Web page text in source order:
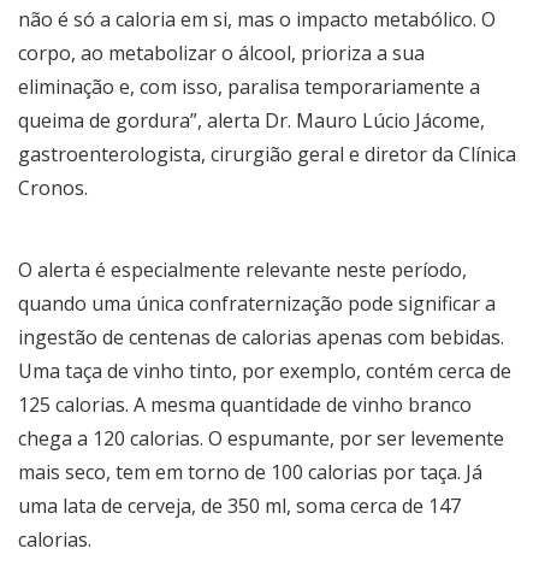
não é só a caloria em si, mas o impacto metabólico. O
corpo, ao metabolizar o álcool, prioriza a sua
eliminação e, com isso, paralisa temporariamente a
queima de gordura”, alerta Dr. Mauro Lúcio Jácome,
gastroenterologista, cirurgião geral e diretor da Clínica
Cronos.
O alerta é especialmente relevante neste período,
quando uma única confraternização pode significar a
ingestão de centenas de calorias apenas com bebidas.
Uma taça de vinho tinto, por exemplo, contém cerca de
125 calorias. A mesma quantidade de vinho branco
chega a 120 calorias. O espumante, por ser levemente
mais seco, tem em torno de 100 calorias por taça. Já
uma lata de cerveja, de 350 ml, soma cerca de 147
calorias.